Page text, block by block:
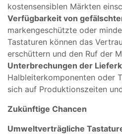
kostensensiblen Märkten
Verfügbarkeit von
markengeschützte oder
Tastaturen können das
erschüttern und den Ruf der
Unterbrechungen der
Halbleiterkomponenten oder
sich auf Produktionszeiten
Zukünftige Chancen
Umweltverträgliche